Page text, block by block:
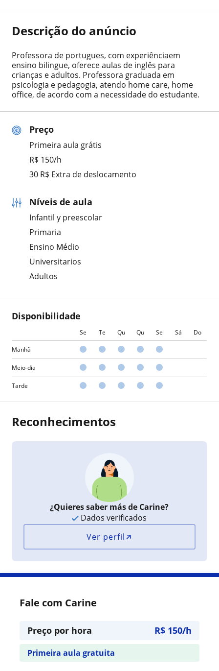
Preço
Primeira aula grátis
R$ 150/h
30 R$ Extra de deslocamento
Níveis de aula
Infantil y preescolar
Primaria
Ensino Médio
Universitarios
Adultos
Disponibilidade
Se Te Qu Qu Se Sá Do
Manhã
Meio-dia
Tarde
Descrição do anúncio
Professora de portugues, com experiênciaem
ensino bilingue, oferece aulas de inglês para
crianças e adultos. Professora graduada em
psicologia e pedagogia, atendo home care, home
office, de acordo com a necessidade do estudante.
Reconhecimentos
¿Quieres saber más de Carine?
Dados verificados
Ver perfil
Fale com Carine
Preço por hora R$ 150/h
Primeira aula gratuita